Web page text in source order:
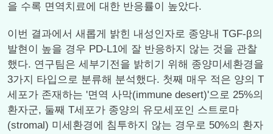
을 수록 면역치료에 대한 반응률이 높았다.
이번 결과에서 새롭게 밝힌 내성인자로 종양내 TGF-β의
발현이 높을 경우 PD-L1에 잘 반응하지 않는 것을 관찰
했다. 연구팀은 세부기전을 밝히기 위해 종양미세환경을
3가지 타입으로 분류해 분석했다. 첫째 매우 적은 양의 T
세포가 존재하는 '면역 사막(immune desert)'으로 25%의
환자군, 둘째 T세포가 종양의 유모세포인 스트로마
(stromal) 미세환경에 침투하지 않는 경우로 50%의 환자